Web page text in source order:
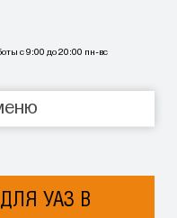
с 9:00 до 20:00 пн-вс
УАЗ В